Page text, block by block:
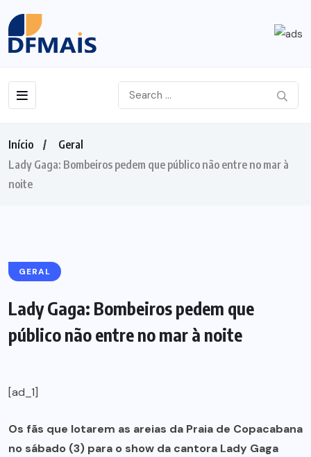
Início
Geral
Lady Gaga: Bombeiros pedem que público não entre no mar à
noite
GERAL
Lady Gaga: Bombeiros pedem que
público não entre no mar à noite
[ad_1]
Os fãs que lotarem as areias da Praia de Copacabana
no sábado (3) para o show da cantora Lady Gaga